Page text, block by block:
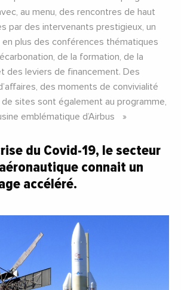
au menu, des rencontres de haut
par des intervenants prestigieux, un
en plus des conférences thématiques
de la formation, de la
des leviers de financement. Des
des moments de convivialité
sites sont également au programme,
emblématique d’Airbus
du Covid-19, le secteur
connait un
accéléré.